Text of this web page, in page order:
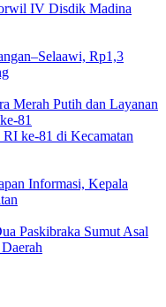
IV Disdik Madina
Rp1,3
Merah Putih dan Layanan
81
ke-81 di Kecamatan
Informasi, Kepala
Paskibraka Sumut Asal